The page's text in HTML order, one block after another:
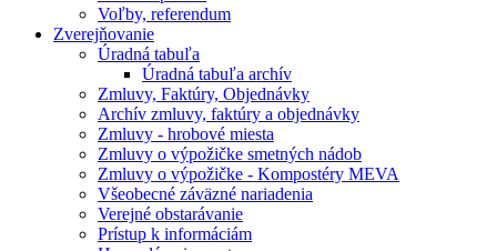
Voľby, referendum
Zverejňovanie
Úradná tabuľa
Úradná tabuľa archív
Zmluvy, Faktúry, Objednávky
Archív zmluvy, faktúry a objednávky
Zmluvy - hrobové miesta
Zmluvy o výpožičke smetných nádob
Zmluvy o výpožičke - Kompostéry MEVA
Všeobecné záväzné nariadenia
Verejné obstarávanie
Prístup k informáciám